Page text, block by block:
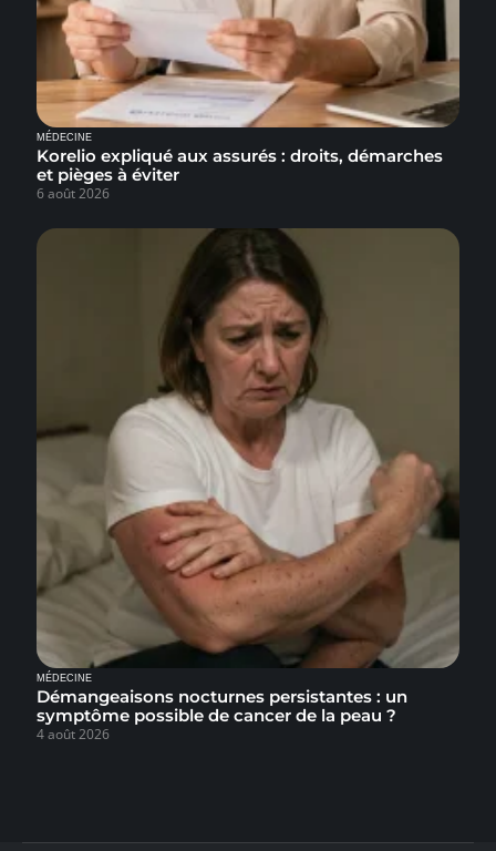
MÉDECINE
Korelio expliqué aux assurés : droits, démarches
et pièges à éviter
6 août 2026
MÉDECINE
Démangeaisons nocturnes persistantes : un
symptôme possible de cancer de la peau ?
4 août 2026